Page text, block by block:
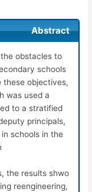
Abstract
obstacles to
schools
these objectives,
was used a
to a stratified
principals,
schools in the
the results shwo
reengineering,